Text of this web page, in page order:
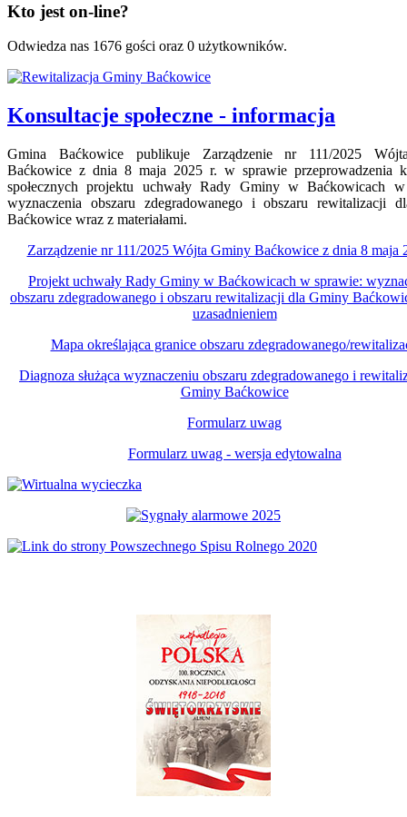
Kto jest on-line?
Odwiedza nas 1676 gości oraz 0 użytkowników.
Konsultacje społeczne - informacja
Gmina Baćkowice publikuje Zarządzenie nr 111/2025
Baćkowice z dnia 8 maja 2025 r. w sprawie przeprowadzenia
społecznych projektu uchwały Rady Gminy w Baćkowicach
wyznaczenia obszaru zdegradowanego i obszaru rewitalizacji
Baćkowice wraz z materiałami.
Zarządzenie nr 111/2025 Wójta Gminy Baćkowice z dnia 8 maja
Projekt uchwały Rady Gminy w Baćkowicach w sprawie:
obszaru zdegradowanego i obszaru rewitalizacji dla Gminy
uzasadnieniem
Mapa określająca granice obszaru zdegradowanego/
Diagnoza służąca wyznaczeniu obszaru zdegradowanego i
Gminy Baćkowice
Formularz uwag
Formularz uwag - wersja edytowalna